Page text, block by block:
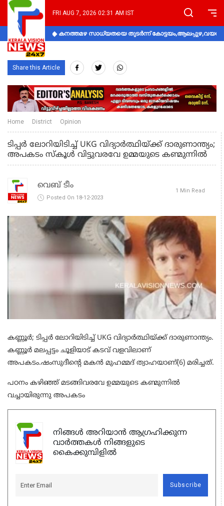
FRI AUG 7, 2026 02:31 AM IST
കനത്തമഴ സാധ്യതയെ തുടർന്ന്
Share this Article
Home District Opinion
ടിപ്പർ ലോറിയിടിച്ച് UKG വിദ്യാർത്ഥിയ്ക്ക് ദാരുണാന്ത്യം;
അപകടം സ്കൂൾ വിട്ടുവരവേ ഉമ്മയുടെ കണ്മുന്നിൽ
വെബ് ടീം
Posted On 18-12-2023
1 Min Read
കണ്ണൂർ; ടിപ്പർ ലോറിയിടിച്ച് UKG വിദ്യാർത്ഥിയ്ക്ക് ദാരുണാന്ത്യം.
കണ്ണൂർ മലപ്പട്ടം ചൂളിയാട് കടവ് വളവിലാണ്
അപകടം.ഷംസുദീന്റെ മകൻ മുഹമ്മദ് ത്വാഹയാണ്(6) മരിച്ചത്.
പഠനം കഴിഞ്ഞ് മടങ്ങിവരവേ ഉമ്മയുടെ കണ്മുന്നിൽ
വച്ചായിരുന്നു അപകടം
നിങ്ങൾ അറിയാൻ ആഗ്രഹിക്കുന്ന
വാർത്തകൾ നിങ്ങളുടെ
കൈക്കുമ്പിളിൽ
Subscribe